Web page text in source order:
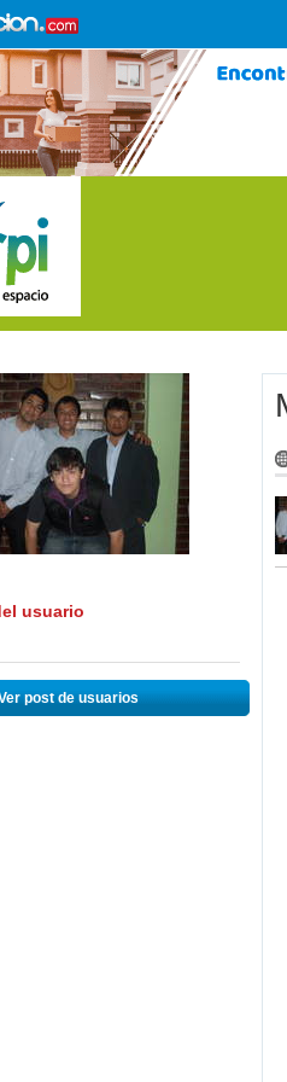
usuario
post de usuarios